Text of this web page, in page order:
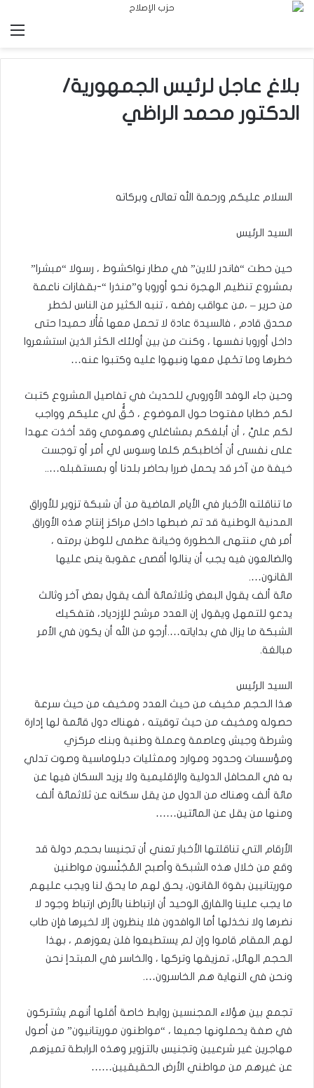
بلاغ عاجل لرئيس الجمهورية/
الدكتور محمد الراظي
السلام عليكم ورحمة الله تعالى وبركاته
السيد الرئيس
حين حطت “فاندر للاين” في مطار نواكشوط ، رسولا “مبشرا”
بمشروع تنظيم الهجرة نحو أوروبا و”منذرا “-بقفازات ناعمة
من حرير – ،من عواقب رفضه ، تنبه الكثير من الناس لخطر
محدق قادم ، فالسيدة عادة لا تحمل معها فَأْلا حميدا حتى
داخل أوروبا نفسها ، وكنت من بين أولئك الكثر الذين استشعروا
خطرها وما تحْمِل معها ونبهوا عليه وكتبوا عنه…
وحين جاء الوفد الأوروبي للحديث في تفاصيل المشروع كتبت
لكم خطابا مفتوحا حول الموضوع ، حَقُُّ لي عليكم وواجب
لكم عليَّ ، أن أبلغكم بمشاغلي وهمومي وقد أخذت عهدا
على نفسى أن أخاطبكم كلما وسوس لي أمر أو توجست
خيفة من آخر قد يحمل ضررا بحاضر بلدنا أو بمستقبله…..
ما تناقلته الأخبار في الأيام الماضية من أن شبكة تزوير للأوراق
المدنية الوطنية قد تم ضبطها داخل مراكز إنتاج هذه الأوراق
أمر في منتهى الخطورة وخيانة عظمى للوطن برمته ،
والضالعون فيه يجب أن ينالوا أقصى عقوبة ينص عليها
القانون….
مائة ألف يقول البعض وثلاثمائة ألف يقول بعض آخر وثالث
يدعو للتمهل ويقول إن العدد مرشح للإزدياد، فتفكيك
الشبكة ما يزال في بداياته….أرجو من الله أن يكون في الأمر
مبالغة.
السيد الرئيس
هذا الحجم مخيف من حيث العدد ومخيف من حيث سرعة
حصوله ومخيف من حيث توقيته ، فهناك دول قائمة لها إدارة
وشرطة وجيش وعاصمة وعملة وطنية وبنك مركزي
ومؤسسات وحدود وموارد وممثليات دبلوماسية وصوت تدلي
به في المحافل الدولية والإقليمية ولا يزيد السكان فيها عن
مائة ألف وهناك من الدول من يقل سكانه عن ثلاثمائة ألف
ومنها من يقل عن المائتين……
الأرقام التي تناقلتها الأخبار تعني أن تجنيسا بحجم دولة قد
وقع من خلال هذه الشبكة وأصبح المُجَنَّسون مواطنين
موريتانيين بقوة القانون، يحق لهم ما يحق لنا ويجب عليهم
ما يجب علينا والفارق الوحيد أن ارتباطنا بالأرض ارتباط وجود لا
نضرها ولا نخذلها أما الوافدون فلا ينظرون إلا لخيرها فإن طاب
لهم المقام قاموا وإن لم يستطيعوا فلن يعوزهم ، بهذا
الحجم الهائل، تمزيقها وتركها ، والخاسر في المبتدإ نحن
ونحن في النهاية هم الخاسرون….
تجمع بين هؤلاء المجنسين روابط خاصة أقلها أنهم يشتركون
في صفة يحملونها جميعا ، “مواطنون موريتانيون” من أصول
مهاجرين غير شرعيين وتجنيس بالتزوير وهذه الرابطة تميزهم
عن غيرهم من مواطني الأرض الحقيقيين……